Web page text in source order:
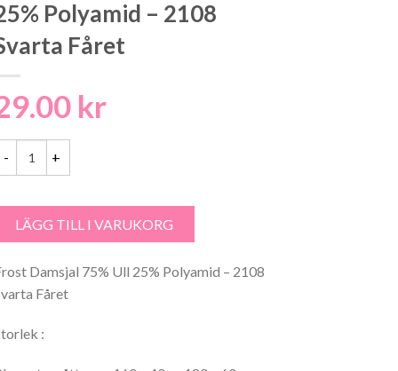
Polyamid – 2108
Fåret
kr
LÄGG TILL I VARUKORG
Damsjal 75% Ull 25% Polyamid – 2108
Fåret
: